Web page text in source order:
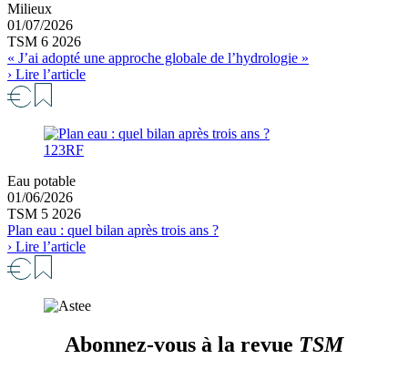
Milieux
01/07/2026
TSM 6 2026
« J’ai adopté une approche globale de l’hydrologie »
› Lire l’article
123RF
Eau potable
01/06/2026
TSM 5 2026
Plan eau : quel bilan après trois ans ?
› Lire l’article
Abonnez-vous à la revue TSM